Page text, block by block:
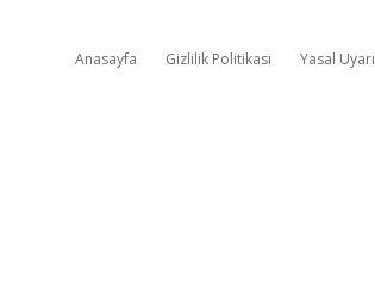
Anasayfa Gizlilik Politikası Yasal Uyarı